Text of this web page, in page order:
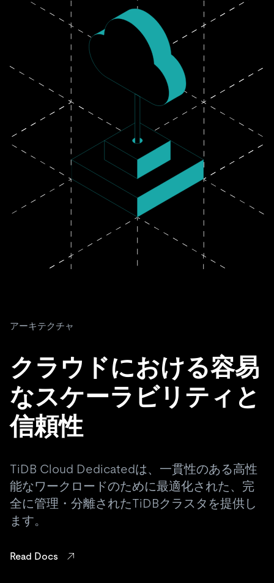
キャリア
パートナー
お問い合わせ
アーキテクチャ
クラウドにおける容易
なスケーラビリティと
信頼性
TiDB Cloud Dedicatedは、一貫性のある高性
能なワークロードのために最適化された、完
全に管理・分離されたTiDBクラスタを提供し
ます。
Read Docs